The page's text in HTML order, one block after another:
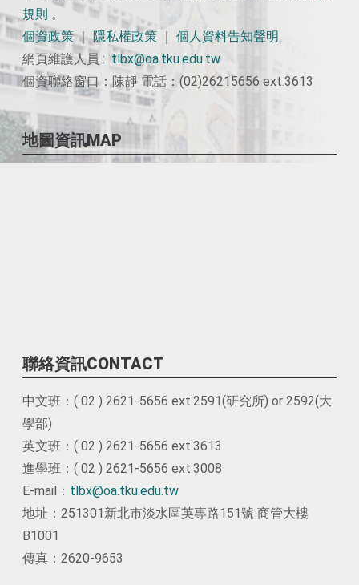
規則 。
個資政策｜隱私權政策 ｜ 個人資料告知聲明
網頁維護人員 : tlbx@oa.tku.edu.tw
個資聯絡窗口：陳靜 電話：(02)26215656 ext.3613
地圖資訊MAP
聯絡資訊CONTACT
中文班：( 02 ) 2621-5656 ext.2591(研究所) or 2592(大
學部)
英文班：( 02 ) 2621-5656 ext.3613
進學班：( 02 ) 2621-5656 ext.3008
E-mail： tlbx@oa.tku.edu.tw
地址：251301新北市淡水區英專路151號 商管大樓
B1001
傳真：2620-9653